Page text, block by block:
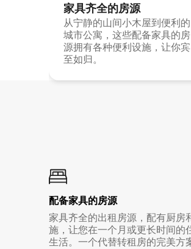
家具齐全的房源
从宁静的山间小木屋到便利的
城市公寓，这些配备家具的房
源拥有各种便利设施，让你宾
至如归。
配备家具的房源
家具齐全的出租房源，配有厨房
施，让您在一个月或更长时间的
生活。一个代替转租房的完美方